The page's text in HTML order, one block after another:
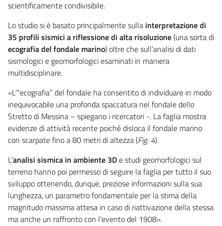
scientificamente condivisibile.
Lo studio si è basato principalmente sulla interpretazione di
35 profili sismici a riflessione di alta risoluzione(una sorta di
ecografia del fondale marino) oltre che sull’analisi di dati
sismologici e geomorfologici esaminati in maniera
multidisciplinare.
«L’“ecografia” del fondale ha consentito di individuare in modo
inequivocabile una profonda spaccatura nel fondale dello
Stretto di Messina – spiegano i ricercatori -. La faglia mostra
evidenze di attività recente poiché disloca il fondale marino
con scarpate fino a 80 metri di altezza (Fig. 4).
L’analisi sismica in ambiente 3De studi geomorfologici sul
terreno hanno poi permesso di seguire la faglia per tutto il suo
sviluppo ottenendo, dunque, preziose informazioni sulla sua
lunghezza, un parametro fondamentale per la stima della
magnitudo massima attesa in caso di riattivazione della stessa
ma anche un raffronto con l’evento del 1908».